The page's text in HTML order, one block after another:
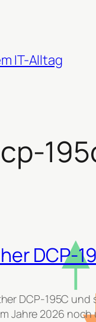
IT-Alltag
DCP-
DCP-195C
Jahre 2026